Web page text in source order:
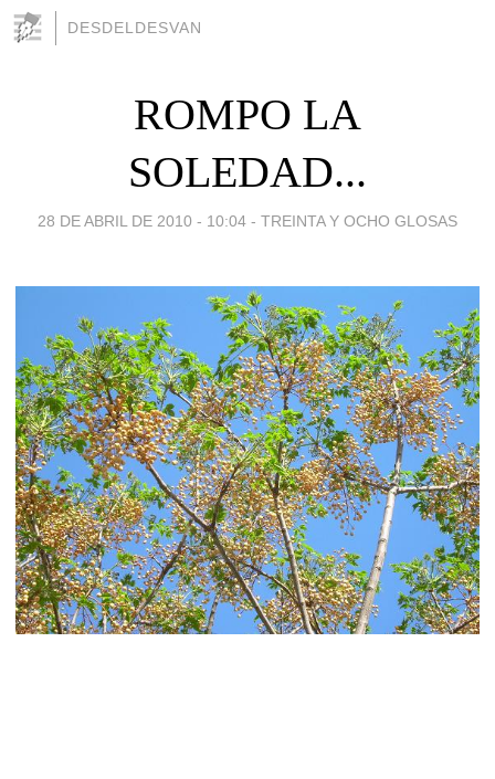
DESDELDESVAN
ROMPO LA
SOLEDAD...
28 DE ABRIL DE 2010 - 10:04 - TREINTA Y OCHO GLOSAS